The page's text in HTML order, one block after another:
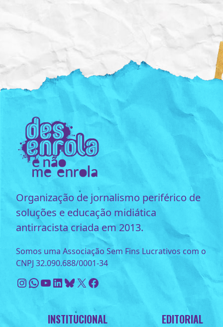
Organização de jornalismo periférico de
soluções e educação midiática
antirracista criada em 2013.
Somos uma Associação Sem Fins Lucrativos com o
CNPJ 32.090.688/0001-34
Instagram
WhatsApp
Youtube
LinkedIn
Bluesky
X Facebook
INSTITUCIONAL EDITORIAL